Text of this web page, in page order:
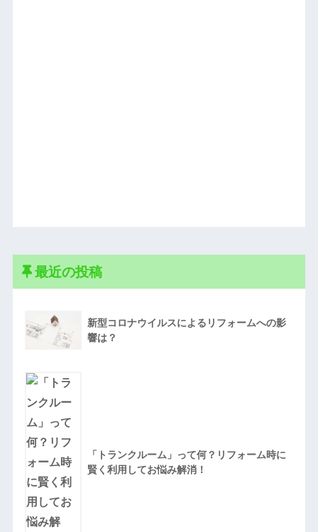
最近の投稿
新型コロナウイルスによるリフォームへの影
響は？
「トランクルーム」って何？リフォーム時に
賢く利用してお悩み解消！